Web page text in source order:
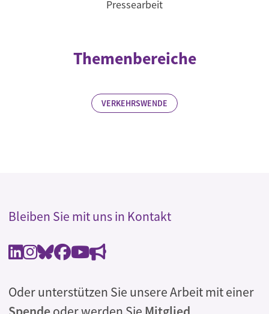
Pressearbeit
Themenbereiche
VERKEHRSWENDE
Bleiben Sie mit uns in Kontakt
Oder unterstützen Sie unsere Arbeit mit einer